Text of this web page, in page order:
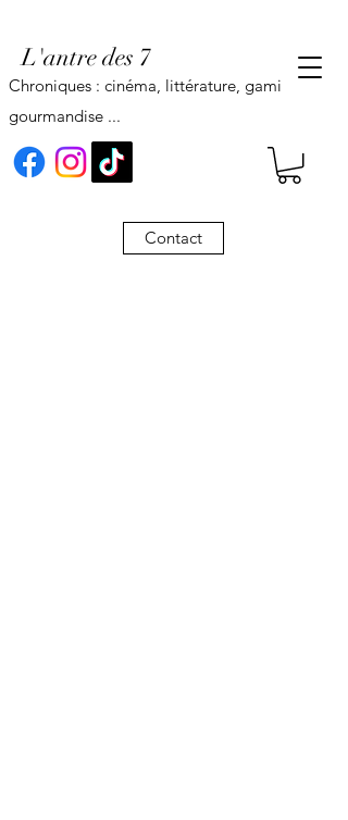
L'antre des 7
Contact
Chroniques : cinéma, littérature, gaming,
gourmandise ...